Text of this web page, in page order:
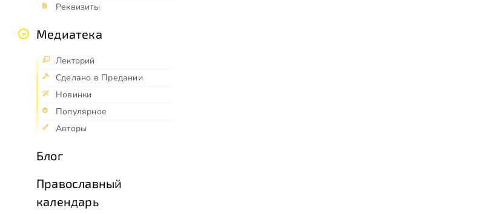
Реквизиты
Медиатека
Лекторий
Сделано в Предании
Новинки
Популярное
Авторы
Блог
Православный
календарь